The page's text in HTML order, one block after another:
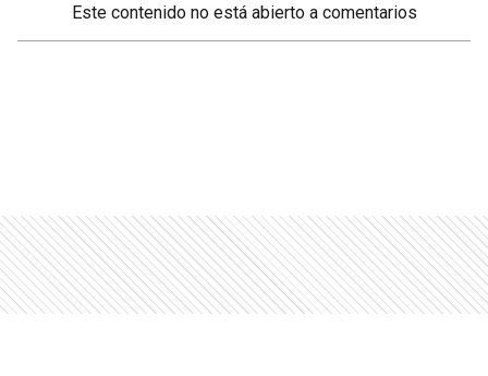
Este contenido no está abierto a comentarios